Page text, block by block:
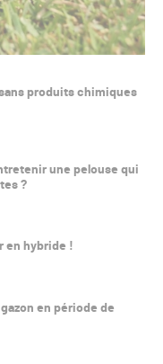
produits chimiques
une pelouse qui
?
en hybride !
en période de